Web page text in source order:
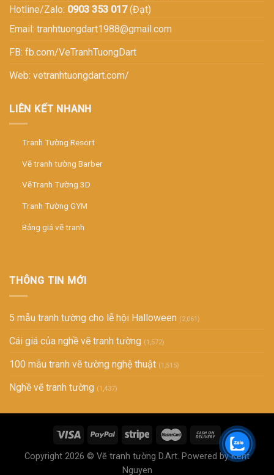
Hotline/Zalo: 0903 353 017(Đạt)
Email: tranhtuongdart1988@gmail.com
FB: fb.com/VeTranhTuongDart
Web: vetranhtuongdart.com/
LIÊN KẾT NHANH
Tranh Tường Resort
Vẽ tranh tường Barber
VẽTranh Tường 3D
Tranh Tường GYM
Bảng giá vẽ tranh
THÔNG TIN MỚI
5 mẫu tranh tường cho lễ hội Halloween (2,061)
Cái giá của nghề vẽ tranh tường (1,572)
100 mẫu tranh vẽ tường nghệ thuật (1,515)
Nghề vẽ tranh tường (1,437)
Copyright 2026 © Vẽ tranh tường D.Art. Powered by Kent
Nguyen